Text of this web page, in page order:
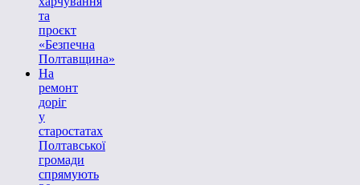
та
проєкт
«Безпечна
Полтавщина»
На
ремонт
доріг
у
старостатах
Полтавської
громади
спрямують